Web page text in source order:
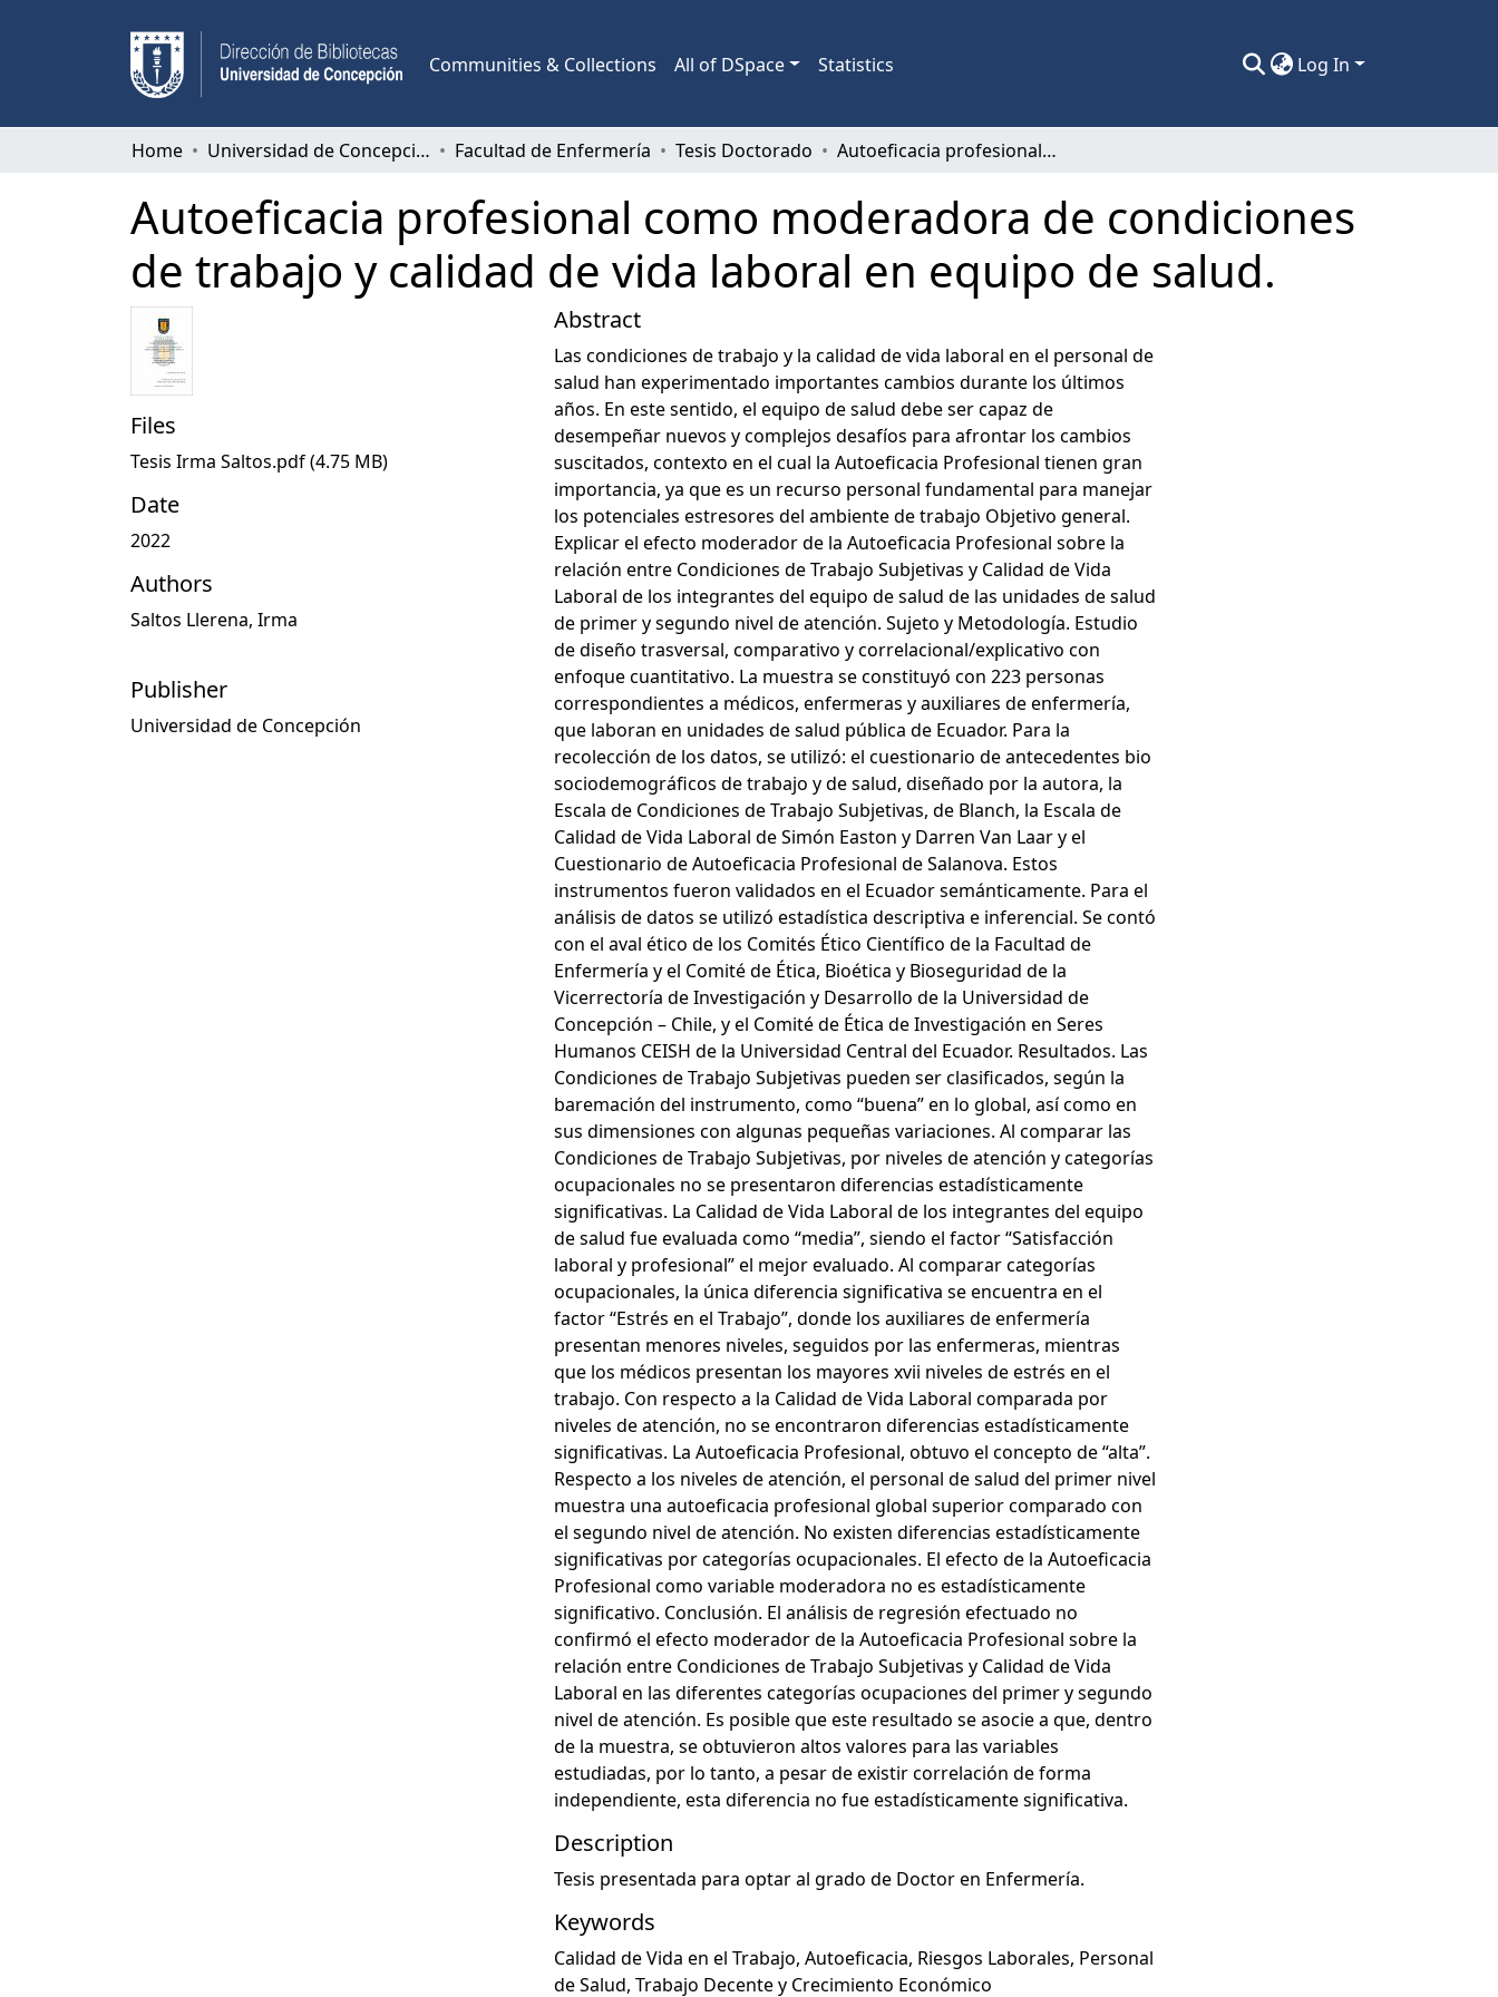
Communities & Collections All of DSpace Statistics Log In
Home Universidad de Concepción Facultad de Enfermería Tesis Doctorado Autoeficacia profesional como moderadora de condiciones de trabajo y calidad de vida laboral en equipo de salud.
Autoeficacia profesional como moderadora de condiciones
de trabajo y calidad de vida laboral en equipo de salud.
Files
Tesis Irma Saltos.pdf(4.75 MB)
Date
2022
Authors
Saltos Llerena, Irma
Publisher
Universidad de Concepción
Abstract
Las condiciones de trabajo y la calidad de vida laboral en el personal de
salud han experimentado importantes cambios durante los últimos
años. En este sentido, el equipo de salud debe ser capaz de
desempeñar nuevos y complejos desafíos para afrontar los cambios
suscitados, contexto en el cual la Autoeficacia Profesional tienen gran
importancia, ya que es un recurso personal fundamental para manejar
los potenciales estresores del ambiente de trabajo Objetivo general.
Explicar el efecto moderador de la Autoeficacia Profesional sobre la
relación entre Condiciones de Trabajo Subjetivas y Calidad de Vida
Laboral de los integrantes del equipo de salud de las unidades de salud
de primer y segundo nivel de atención. Sujeto y Metodología. Estudio
de diseño trasversal, comparativo y correlacional/explicativo con
enfoque cuantitativo. La muestra se constituyó con 223 personas
correspondientes a médicos, enfermeras y auxiliares de enfermería,
que laboran en unidades de salud pública de Ecuador. Para la
recolección de los datos, se utilizó: el cuestionario de antecedentes bio
sociodemográficos de trabajo y de salud, diseñado por la autora, la
Escala de Condiciones de Trabajo Subjetivas, de Blanch, la Escala de
Calidad de Vida Laboral de Simón Easton y Darren Van Laar y el
Cuestionario de Autoeficacia Profesional de Salanova. Estos
instrumentos fueron validados en el Ecuador semánticamente. Para el
análisis de datos se utilizó estadística descriptiva e inferencial. Se contó
con el aval ético de los Comités Ético Científico de la Facultad de
Enfermería y el Comité de Ética, Bioética y Bioseguridad de la
Vicerrectoría de Investigación y Desarrollo de la Universidad de
Concepción – Chile, y el Comité de Ética de Investigación en Seres
Humanos CEISH de la Universidad Central del Ecuador. Resultados. Las
Condiciones de Trabajo Subjetivas pueden ser clasificados, según la
baremación del instrumento, como “buena” en lo global, así como en
sus dimensiones con algunas pequeñas variaciones. Al comparar las
Condiciones de Trabajo Subjetivas, por niveles de atención y categorías
ocupacionales no se presentaron diferencias estadísticamente
significativas. La Calidad de Vida Laboral de los integrantes del equipo
de salud fue evaluada como “media”, siendo el factor “Satisfacción
laboral y profesional” el mejor evaluado. Al comparar categorías
ocupacionales, la única diferencia significativa se encuentra en el
factor “Estrés en el Trabajo”, donde los auxiliares de enfermería
presentan menores niveles, seguidos por las enfermeras, mientras
que los médicos presentan los mayores xvii niveles de estrés en el
trabajo. Con respecto a la Calidad de Vida Laboral comparada por
niveles de atención, no se encontraron diferencias estadísticamente
significativas. La Autoeficacia Profesional, obtuvo el concepto de “alta”.
Respecto a los niveles de atención, el personal de salud del primer nivel
muestra una autoeficacia profesional global superior comparado con
el segundo nivel de atención. No existen diferencias estadísticamente
significativas por categorías ocupacionales. El efecto de la Autoeficacia
Profesional como variable moderadora no es estadísticamente
significativo. Conclusión. El análisis de regresión efectuado no
confirmó el efecto moderador de la Autoeficacia Profesional sobre la
relación entre Condiciones de Trabajo Subjetivas y Calidad de Vida
Laboral en las diferentes categorías ocupaciones del primer y segundo
nivel de atención. Es posible que este resultado se asocie a que, dentro
de la muestra, se obtuvieron altos valores para las variables
estudiadas, por lo tanto, a pesar de existir correlación de forma
independiente, esta diferencia no fue estadísticamente significativa.
Description
Tesis presentada para optar al grado de Doctor en Enfermería.
Keywords
Calidad de Vida en el Trabajo, Autoeficacia, Riesgos Laborales, Personal
de Salud, Trabajo Decente y Crecimiento Económico